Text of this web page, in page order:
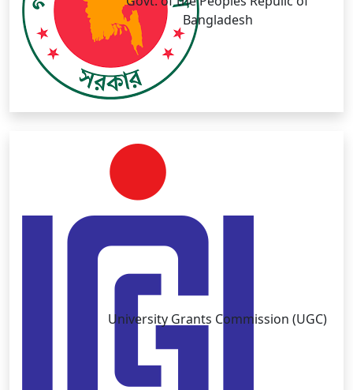
Bangladesh
University Grants Commission (UGC)